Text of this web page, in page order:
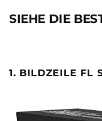
SIEHE DIE
1. BILDZEILE FL